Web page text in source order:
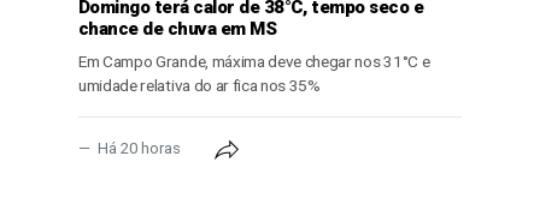
Domingo terá calor de 38°C, tempo seco e
chance de chuva em MS
Em Campo Grande, máxima deve chegar nos 31°C e
umidade relativa do ar fica nos 35%
Há 20 horas